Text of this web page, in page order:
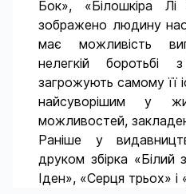
Бок», «Білошкіра
зображено людину
має можливість
нелегкій
загрожують самому її
найсуворішим у
можливостей,
Раніше у
друком збірка «Білий
Іден», «Серця трьох» і